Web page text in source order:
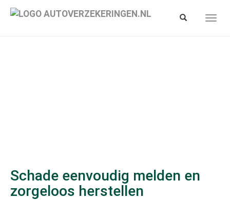
naar
Toon/verberg
Schade eenvoudig melden en
zorgeloos herstellen